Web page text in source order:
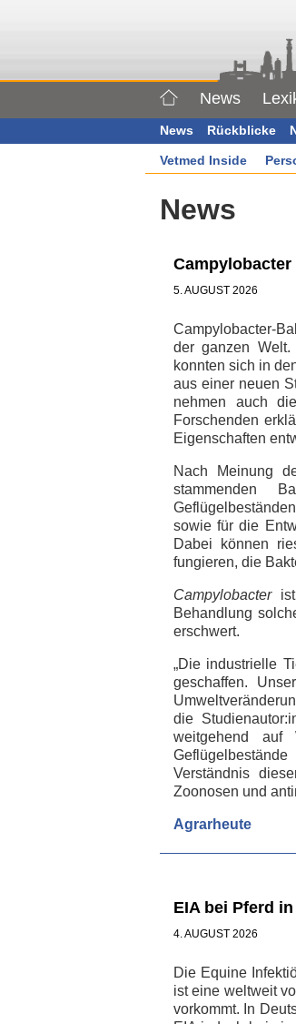
News
News Rückblicke
Vetmed Inside
News
5. AUGUST 2026
Campylobacter-
der ganzen Welt.
konnten sich in
aus einer neuen
nehmen auch
Forschenden
Eigenschaften
Nach Meinung
stammenden
sowie für die
Dabei können
fungieren, die
Campylobacterist
Behandlung
erschwert.
„Die industrielle
geschaffen.
die
weitgehend auf
Verständnis
Zoonosen und
Agrarheute
EIA bei Pferd
4. AUGUST 2026
Die Equine
ist eine weltweit
vorkommt. In